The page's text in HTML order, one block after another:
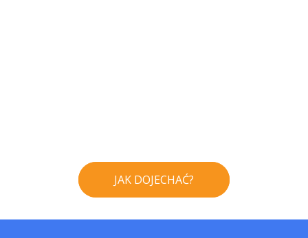
JAK DOJECHAĆ?